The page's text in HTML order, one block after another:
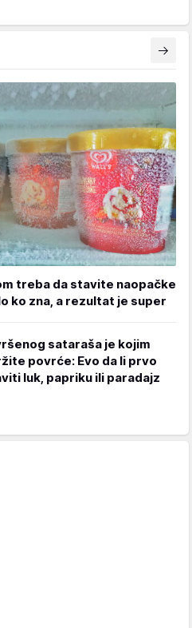
treba da stavite naopačke
ko zna, a rezultat je super
sataraša je kojim
povrće: Evo da li prvo
luk, papriku ili paradajz